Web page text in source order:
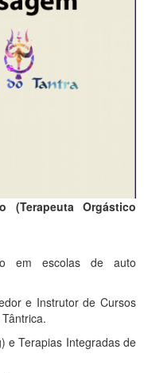
(Terapeuta Orgástico
em escolas de auto
e Instrutor de Cursos
e Terapias Integradas de